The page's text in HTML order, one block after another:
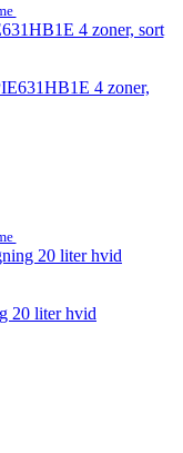
4 zoner,
20 liter hvid